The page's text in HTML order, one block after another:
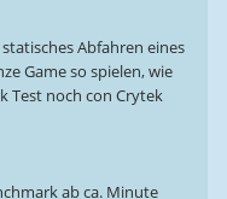
Abfahren eines
Game so spielen, wie
Test noch con Crytek
ab ca. Minute